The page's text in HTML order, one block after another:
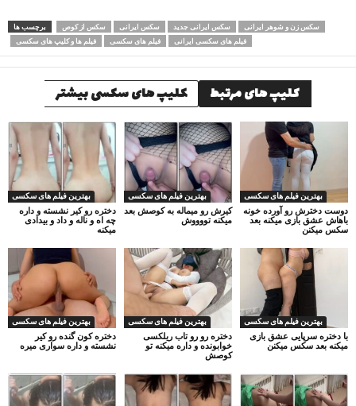
برچسب ها سکس از کوص سکس ایرانی سکس ایرانی جدید
سکس زن و شوهر ایرانی
فیلم ها و کلیپ های سکسی
فیلم های سکسی فیلم های سکسی ایرانی
کلیپ های مرتبط کلیپ های سکسی بیشتر
بهترین فیلم های سکسی
دختره رو کیر نشسته و داره
چه اه و ناله و داد و بیدادی
میکنه
بهترین فیلم های سکسی
کیرش رو میماله به کوصش بعد
میکنه تووووش
بهترین فیلم های سکسی
دوست دخترش رو آورده خونه
باهاش عشق بازی میکنه بعد
سکس میکنن
بهترین فیلم های سکسی
دختره کون گنده رو کیر
نشسته و داره سواری میره
بهترین فیلم های سکسی
دختره رو رو تاب ریلکسی
خوابونده و داره میکنه تو
کوصش
بهترین فیلم های سکسی
با دختره سرپایی عشق بازی
میکنه بعد سکس میکنن